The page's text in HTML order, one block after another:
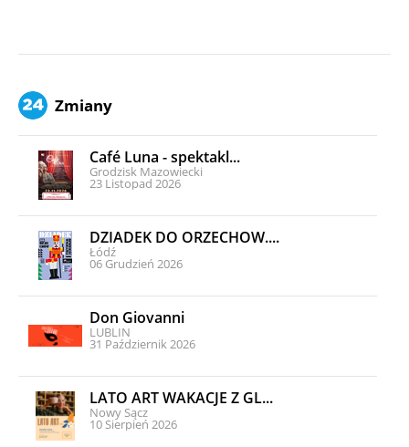
Zmiany
Café Luna - spektakl...
Grodzisk Mazowiecki
23 Listopad 2026
DZIADEK DO ORZECHÓW....
Łódź
06 Grudzień 2026
Don Giovanni
LUBLIN
31 Październik 2026
LATO ART WAKACJE Z GL...
Nowy Sącz
10 Sierpień 2026